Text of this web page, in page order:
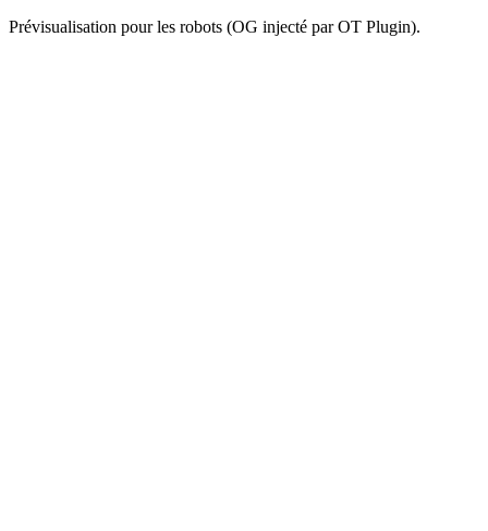
Prévisualisation pour les robots (OG injecté par OT Plugin).